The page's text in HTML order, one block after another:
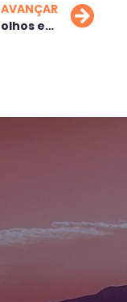
AVANÇAR
Por teus olhos eu vejo